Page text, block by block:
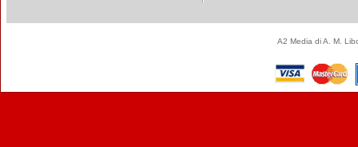
A2 Media di A. M.